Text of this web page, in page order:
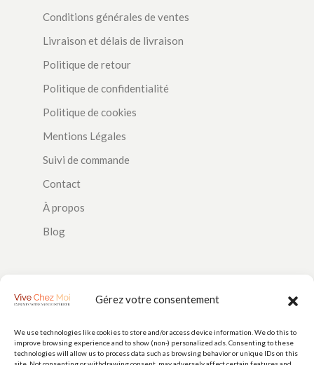
Gérez votre consentement
We use technologies like cookies to store and/or access device information. We do this to
improve browsing experience and to show (non-) personalized ads. Consenting to these
technologies will allow us to process data such as browsing behavior or unique IDs on this
Conditions générales de ventes
Livraison et délais de livraison
Politique de retour
Politique de confidentialité
Politique de cookies
Mentions Légales
Suivi de commande
Contact
À propos
Blog
PAIEMENTS